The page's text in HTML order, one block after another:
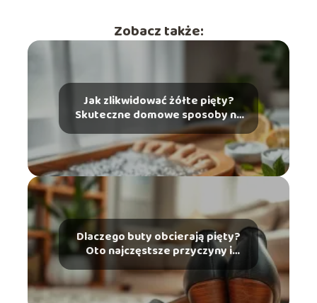
Zobacz także:
Jak zlikwidować żółte pięty?
Skuteczne domowe sposoby na
problem
Dlaczego buty obcierają pięty?
Oto najczęstsze przyczyny i
rozwiązania